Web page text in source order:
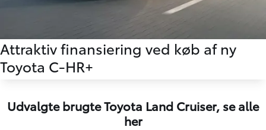
Attraktiv finansiering ved køb af ny
Toyota C-HR+
Udvalgte brugte Toyota Land Cruiser, se alle
her